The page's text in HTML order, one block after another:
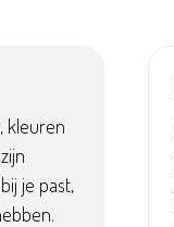
kleuren
je past,